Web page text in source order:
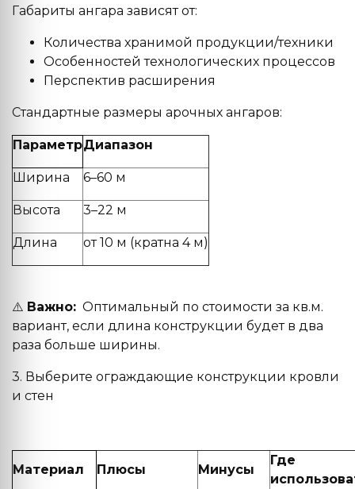
Габариты ангара зависят от:
Количества хранимой продукции/техники
Особенностей технологических процессов
Перспектив расширения
Стандартные размеры арочных ангаров:
ПараметрДиапазон
Ширина 6–60 м
Высота 3–22 м
Длина от 10 м (кратна 4 м)
⚠️ Важно: Оптимальный по стоимости за кв.м.
вариант, если длина конструкции будет в два
раза больше ширины.
3. Выберите ограждающие конструкции кровли
и стен
Материал Плюсы Минусы
Где